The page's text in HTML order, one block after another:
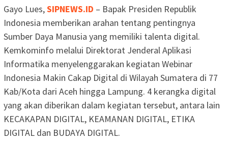
Gayo Lues,SIPNEWS.ID – Bapak Presiden Republik
Indonesia memberikan arahan tentang pentingnya
Sumber Daya Manusia yang memiliki talenta digital.
Kemkominfo melalui Direktorat Jenderal Aplikasi
Informatika menyelenggarakan kegiatan Webinar
Indonesia Makin Cakap Digital di Wilayah Sumatera di 77
Kab/Kota dari Aceh hingga Lampung. 4 kerangka digital
yang akan diberikan dalam kegiatan tersebut, antara lain
KECAKAPAN DIGITAL, KEAMANAN DIGITAL, ETIKA
DIGITAL dan BUDAYA DIGITAL.